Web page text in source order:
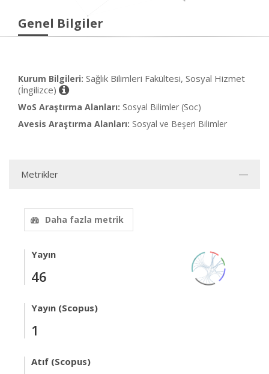
Genel Bilgiler
Kurum Bilgileri: Sağlık Bilimleri Fakültesi, Sosyal Hizmet
(İngilizce)
WoS Araştırma Alanları: Sosyal Bilimler (Soc)
Avesis Araştırma Alanları: Sosyal ve Beşeri Bilimler
Metrikler
Daha fazla metrik
Yayın
46
Yayın (Scopus)
1
Atıf (Scopus)